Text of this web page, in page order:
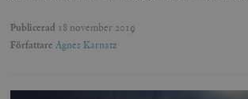
Publicerad 18 november 2019
Författare Agnes Karnatz